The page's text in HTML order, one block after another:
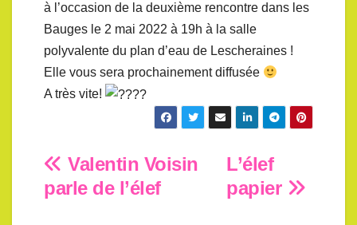
à l’occasion de la deuxième rencontre dans les
Bauges le 2 mai 2022 à 19h à la salle
polyvalente du plan d’eau de Lescheraines !
Elle vous sera prochainement diffusée
A très vite!
Navigation
de
L’élef
papier
Valentin Voisin
parle de l’élef